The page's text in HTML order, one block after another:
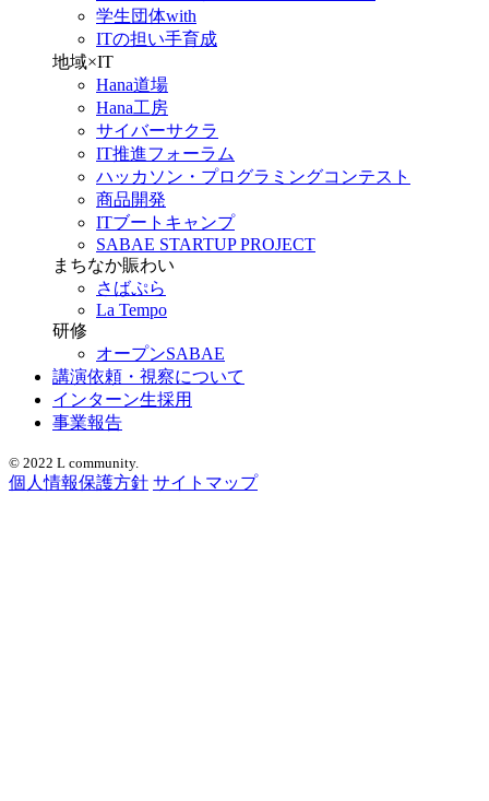
学生団体with
ITの担い手育成
地域×IT
Hana道場
Hana工房
サイバーサクラ
IT推進フォーラム
ハッカソン・プログラミングコンテスト
商品開発
ITブートキャンプ
SABAE STARTUP PROJECT
まちなか賑わい
さばぷら
La Tempo
研修
オープンSABAE
講演依頼・視察について
インターン生採用
事業報告
© 2022 L community.
個人情報保護方針 サイトマップ